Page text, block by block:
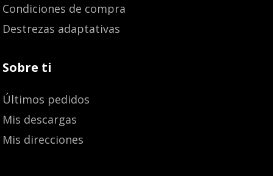
Condiciones de compra
Destrezas adaptativas
Sobre ti
Últimos pedidos
Mis descargas
Mis direcciones